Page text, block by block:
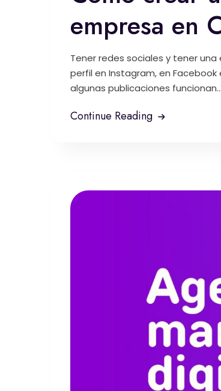
empresa en
Tener redes sociales y tener
perfil en Instagram, en
algunas publicaciones funcionan...
Continue Reading